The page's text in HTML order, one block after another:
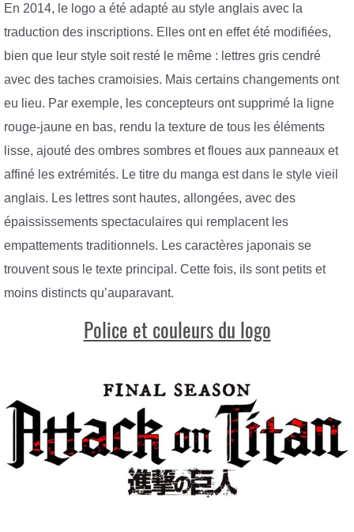
En 2014, le logo a été adapté au style anglais avec la
traduction des inscriptions. Elles ont en effet été modifiées,
bien que leur style soit resté le même : lettres gris cendré
avec des taches cramoisies. Mais certains changements ont
eu lieu. Par exemple, les concepteurs ont supprimé la ligne
rouge-jaune en bas, rendu la texture de tous les éléments
lisse, ajouté des ombres sombres et floues aux panneaux et
affiné les extrémités. Le titre du manga est dans le style vieil
anglais. Les lettres sont hautes, allongées, avec des
épaississements spectaculaires qui remplacent les
empattements traditionnels. Les caractères japonais se
trouvent sous le texte principal. Cette fois, ils sont petits et
moins distincts qu’auparavant.
Police et couleurs du logo